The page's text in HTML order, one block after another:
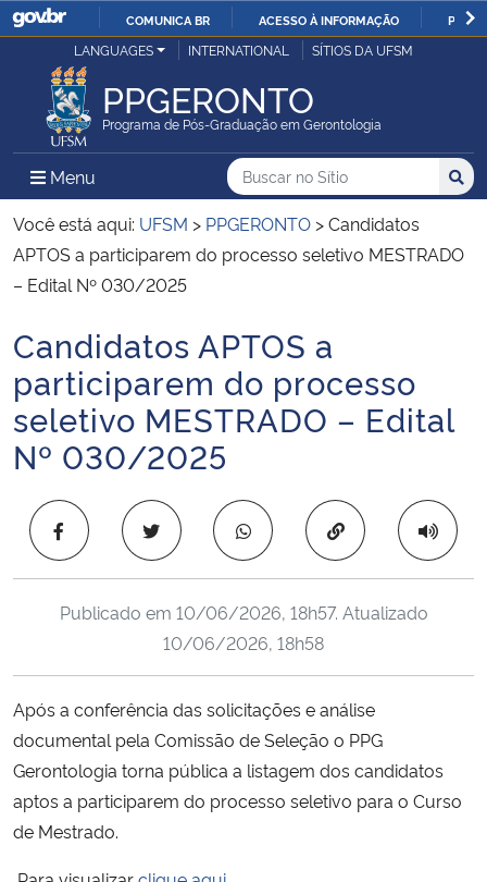
IR
O
COMUNICA BR ACESSO À INFORMAÇÃO
Ministério da Justiça e Segurança Pública
Ministério da Defesa
Ministério das Relações Exteriores
Ministério da Economia
Ministério da Infraestrutura
Ministério da Agricultura, Pecuária e Abastecimento
Ministério da Educação
Ministério da Cidadania
Ministério da Saúde
Ministério de Minas e Energia
Ministério da Ciência, Tecnologia, Inovações e Comunicações
Ministério do Meio Ambiente
Ministério do Turismo
LANGUAGES INTERNATIONAL SÍTIOS DA UFSM
PPGERONTO
Programa de Pós-Graduação em Gerontologia
Menu Menu Principal do Sítio
Busca
Buscar no no Sítio
Busca:
Você está aqui: UFSM > PPGERONTO >Candidatos
APTOS a participarem do processo seletivo MESTRADO
– Edital Nº 030/2025
Início do conteúdo
Candidatos APTOS a
participarem do processo
seletivo MESTRADO – Edital
Nº 030/2025
Copiar para área
Publicado em 10/06/2026, 18h57. Atualizado
10/06/2026, 18h58
Após a conferência das solicitações e análise
documental pela Comissão de Seleção o PPG
Gerontologia torna pública a listagem dos candidatos
aptos a participarem do processo seletivo para o Curso
de Mestrado.